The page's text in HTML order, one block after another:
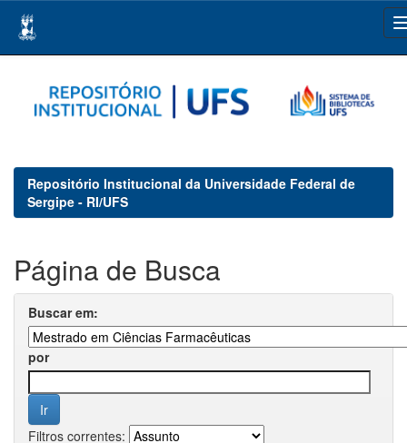
navigation
Repositório Institucional da Universidade Federal de
Sergipe - RI/UFS
Página de Busca
Buscar em:
por
Filtros correntes: